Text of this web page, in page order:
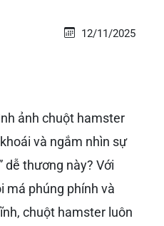
12/11/2025
ảnh chuột hamster
và ngắm nhìn sự
dễ thương này? Với
má phúng phính và
chuột hamster luôn